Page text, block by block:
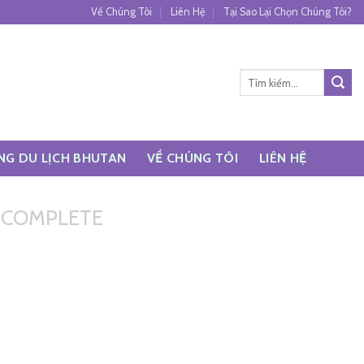
Về Chúng Tôi Liên Hệ Tại Sao Lại Chọn Chúng Tôi?
Tìm
DU LỊCH BHUTAN VỀ CHÚNG TÔI LIÊN HỆ